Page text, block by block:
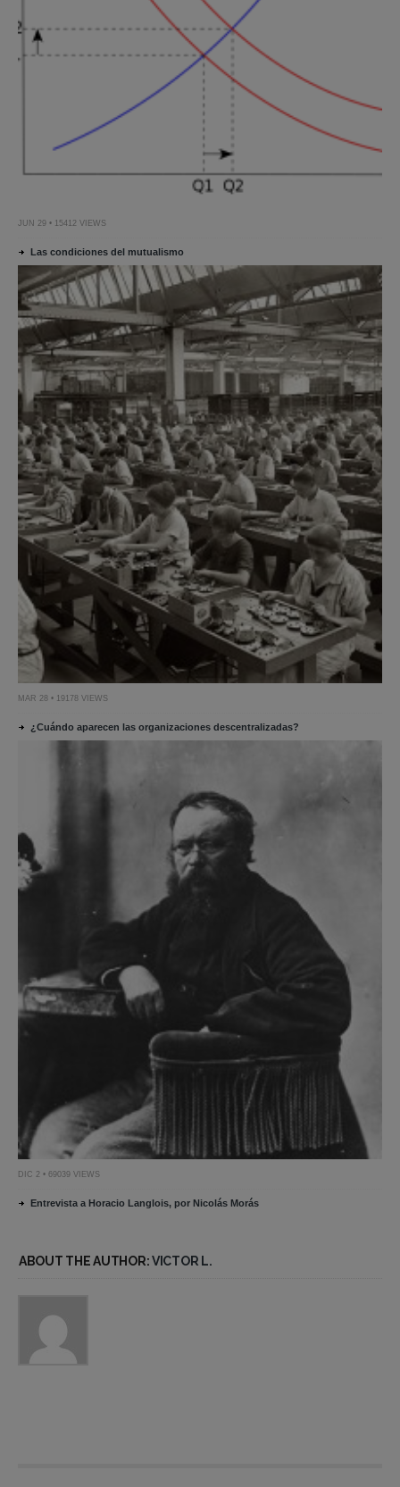
JUN 29 • 15412 VIEWS
Las condiciones del mutualismo
MAR 28 • 19178 VIEWS
¿Cuándo aparecen las organizaciones descentralizadas?
DIC 2 • 69039 VIEWS
Entrevista a Horacio Langlois, por Nicolás Morás
ABOUT THE AUTHOR:VICTOR L.